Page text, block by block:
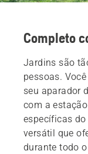
Completo
Jardins são
pessoas.
seu aparador
com a
específicas
versátil que
durante todo